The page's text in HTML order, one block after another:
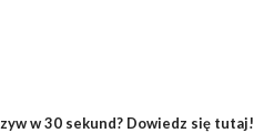
w 30 sekund? Dowiedz się tutaj!